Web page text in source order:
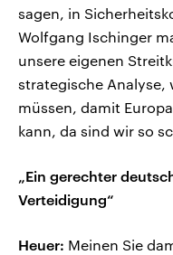
sagen, in
Wolfgang Ischinger
unsere eigenen
strategische Analyse,
müssen, damit
kann, da sind wir so
„Ein gerechter
Verteidigung“
Heuer: Meinen Sie